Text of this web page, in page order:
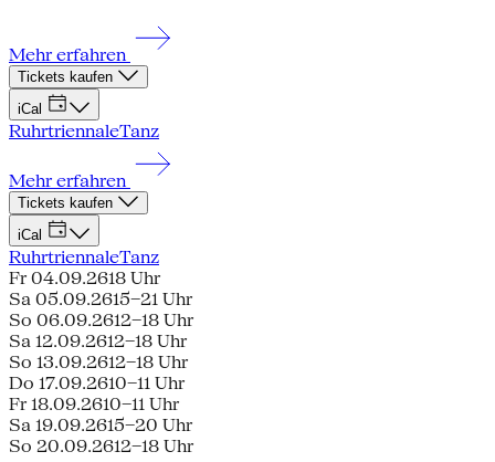
Mehr erfahren
Tickets kaufen
iCal
RuhrtriennaleTanz
Mehr erfahren
Tickets kaufen
iCal
RuhrtriennaleTanz
Fr 04.09.2618 Uhr
Sa 05.09.2615–21 Uhr
So 06.09.2612–18 Uhr
Sa 12.09.2612–18 Uhr
So 13.09.2612–18 Uhr
Do 17.09.2610–11 Uhr
Fr 18.09.2610–11 Uhr
Sa 19.09.2615–20 Uhr
So 20.09.2612–18 Uhr